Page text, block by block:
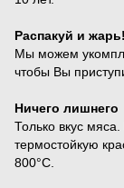
Распакуй и жарь!
Мы можем
чтобы Вы
Ничего лишнего
Только вкус
термостойкую
800°С.